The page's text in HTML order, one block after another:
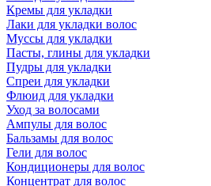
Кремы для укладки
Лаки для укладки волос
Муссы для укладки
Пасты, глины для укладки
Пудры для укладки
Спреи для укладки
Флюид для укладки
Уход за волосами
Ампулы для волос
Бальзамы для волос
Гели для волос
Кондиционеры для волос
Концентрат для волос